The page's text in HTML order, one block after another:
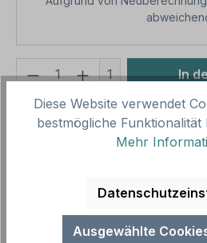
Produkt Anzahl: Gib
1 In
Produktnummer:SH17199
Vorlagenummer: HW-TS-160
Beschreibung
Wegschild Radfahrer, bitte
von hinten Fußgängern
Diese Website verwendet
bestmögliche
Mehr
Ausgewählte